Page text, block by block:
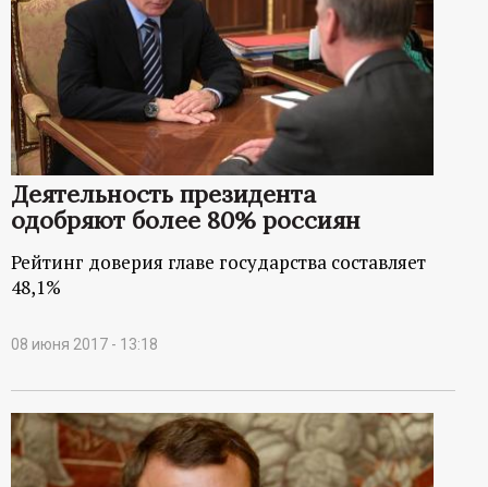
Деятельность президента
одобряют более 80% россиян
Рейтинг доверия главе государства составляет
48,1%
08 июня 2017 - 13:18